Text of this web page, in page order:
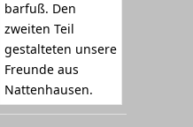
barfuß. Den
zweiten Teil
gestalteten unsere
Freunde aus
Nattenhausen.